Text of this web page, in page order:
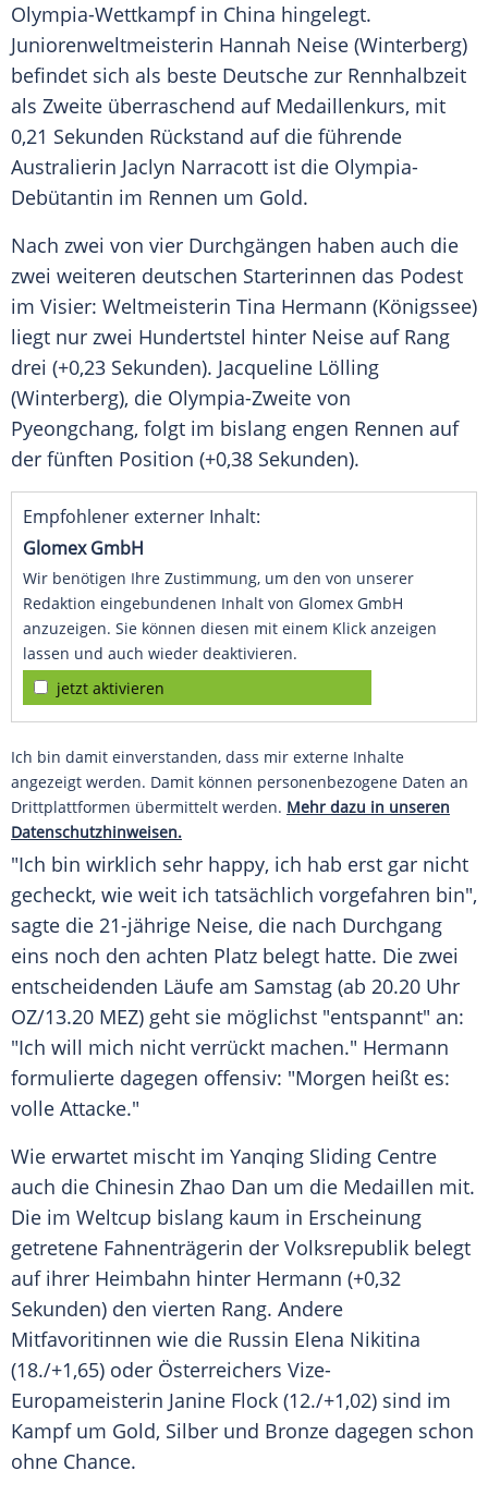
Olympia-Wettkampf in China hingelegt.
Juniorenweltmeisterin Hannah Neise (Winterberg)
befindet sich als beste Deutsche zur Rennhalbzeit
als Zweite überraschend auf Medaillenkurs, mit
0,21 Sekunden Rückstand auf die führende
Australierin Jaclyn Narracott ist die Olympia-
Debütantin im Rennen um Gold.
Nach zwei von vier Durchgängen haben auch die
zwei weiteren deutschen Starterinnen das Podest
im Visier: Weltmeisterin Tina Hermann (Königssee)
liegt nur zwei Hundertstel hinter Neise auf Rang
drei (+0,23 Sekunden). Jacqueline Lölling
(Winterberg), die Olympia-Zweite von
Pyeongchang, folgt im bislang engen Rennen auf
der fünften Position (+0,38 Sekunden).
Empfohlener externer Inhalt:
Glomex GmbH
Wir benötigen Ihre Zustimmung, um den von unserer
Redaktion eingebundenen Inhalt von Glomex GmbH
anzuzeigen. Sie können diesen mit einem Klick anzeigen
lassen und auch wieder deaktivieren.
jetzt aktivieren
Ich bin damit einverstanden, dass mir externe Inhalte
angezeigt werden. Damit können personenbezogene Daten an
Drittplattformen übermittelt werden. Mehr dazu in unseren
Datenschutzhinweisen.
"Ich bin wirklich sehr happy, ich hab erst gar nicht
gecheckt, wie weit ich tatsächlich vorgefahren bin",
sagte die 21-jährige Neise, die nach Durchgang
eins noch den achten Platz belegt hatte. Die zwei
entscheidenden Läufe am Samstag (ab 20.20 Uhr
OZ/13.20 MEZ) geht sie möglichst "entspannt" an:
"Ich will mich nicht verrückt machen." Hermann
formulierte dagegen offensiv: "Morgen heißt es:
volle Attacke."
Wie erwartet mischt im Yanqing Sliding Centre
auch die Chinesin Zhao Dan um die Medaillen mit.
Die im Weltcup bislang kaum in Erscheinung
getretene Fahnenträgerin der Volksrepublik belegt
auf ihrer Heimbahn hinter Hermann (+0,32
Sekunden) den vierten Rang. Andere
Mitfavoritinnen wie die Russin Elena Nikitina
(18./+1,65) oder Österreichers Vize-
Europameisterin Janine Flock (12./+1,02) sind im
Kampf um Gold, Silber und Bronze dagegen schon
ohne Chance.